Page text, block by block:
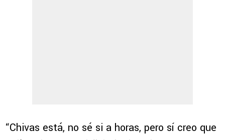
“Chivas está, no sé si a horas, pero sí creo que